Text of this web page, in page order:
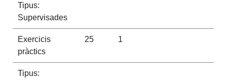
Tipus:
Supervisades
Exercicis
pràctics
25 1
Tipus: